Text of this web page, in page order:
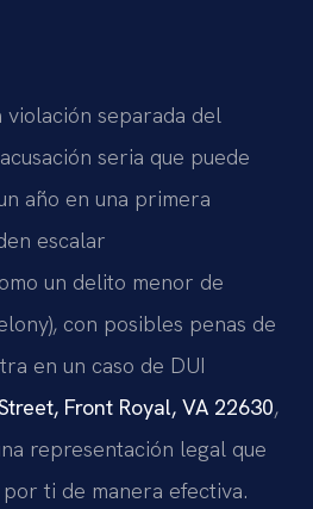
violación separada del
seria que puede
año en una primera
escalar
un delito menor de
con posibles penas de
en un caso de DUI
Front Royal, VA 22630,
representación legal que
ti de manera efectiva.